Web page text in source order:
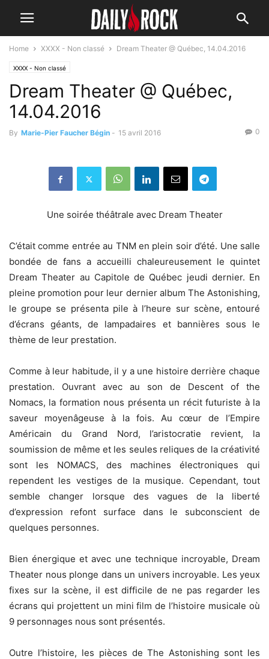
Home XXXX - Non classé Dream Theater @ Québec, 14.04.2016
XXXX - Non classé
Dream Theater @ Québec,
14.04.2016
By Marie-Pier Faucher Bégin - 15 avril 2016 0
Une soirée théâtrale avec Dream Theater
C’était comme entrée au TNM en plein soir d’été. Une salle
bondée de fans a accueilli chaleureusement le quintet
Dream Theater au Capitole de Québec jeudi dernier. En
pleine promotion pour leur dernier album The Astonishing,
le groupe se présenta pile à l’heure sur scène, entouré
d’écrans géants, de lampadaires et bannières sous le
thème de leur prestation.
Comme à leur habitude, il y a une histoire derrière chaque
prestation. Ouvrant avec au son de Descent of the
Nomacs, la formation nous présenta un récit futuriste à la
saveur moyenâgeuse à la fois. Au cœur de l’Empire
Américain du Grand Nord, l’aristocratie revient, la
soumission de même et les seules reliques de la créativité
sont les NOMACS, des machines électroniques qui
rependent les vestiges de la musique. Cependant, tout
semble changer lorsque des vagues de la liberté
d’expression refont surface dans le subconscient de
quelques personnes.
Bien énergique et avec une technique incroyable, Dream
Theater nous plonge dans un univers incroyable. Les yeux
fixes sur la scène, il est difficile de ne pas regarder les
écrans qui projettent un mini film de l’histoire musicale où
9 personnages nous sont présentés.
Outre l’histoire, les pièces de The Astonishing sont les